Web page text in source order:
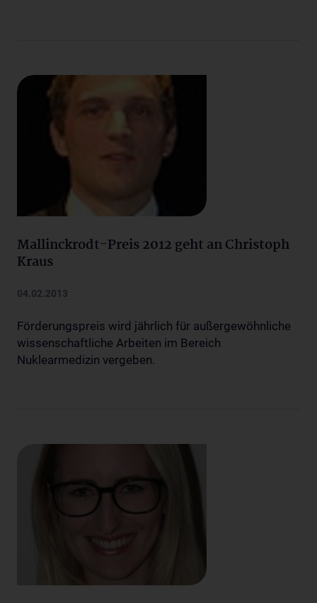
Mallinckrodt-Preis 2012 geht an Christoph
Kraus
04.02.2013
Förderungspreis wird jährlich für außergewöhnliche
wissenschaftliche Arbeiten im Bereich
Nuklearmedizin vergeben.